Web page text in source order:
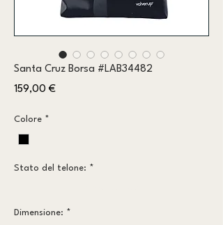
Santa Cruz Borsa #LAB34482
159,00 €Prezzo
Colore *
Stato del telone: *
Dimensione: *